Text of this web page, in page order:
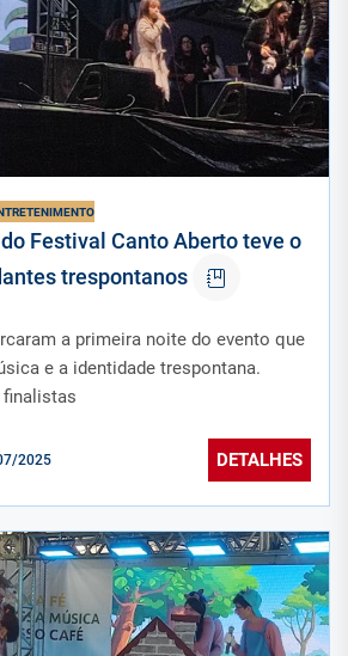
Festival Canto Aberto teve o
trespontanos
a primeira noite do evento que
e a identidade trespontana.
2025 DETALHES